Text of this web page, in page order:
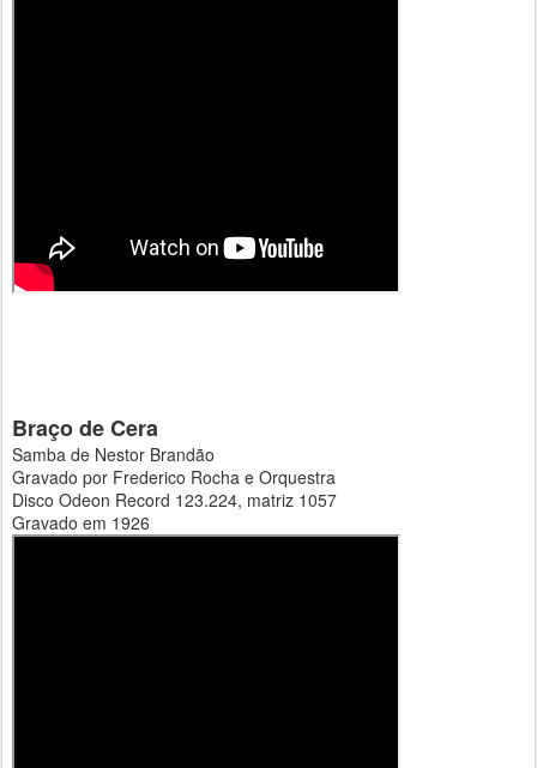
Braço de Cera
Samba de Nestor Brandão
Gravado por Frederico Rocha e Orquestra
Disco Odeon Record 123.224, matriz 1057
Gravado em 1926